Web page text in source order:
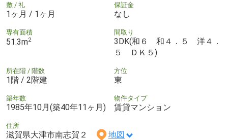
敷 / 礼
1ヶ月 / 1ヶ月
保証金
なし
専有面積
51.3m2
間取り
3DK(和６ 和４．５ 洋４．
５ ＤＫ５)
所在階 / 階数
1階 / 2階建
方位
東
築年数
1985年10月(築40年11ヶ月)
物件タイプ
賃貸マンション
住所
滋賀県大津市南志賀２ 地図